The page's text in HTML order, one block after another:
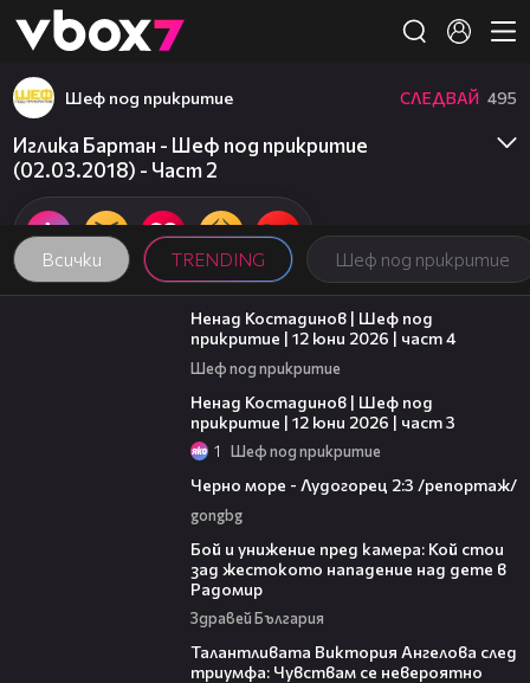
👾
Всички TRENDING Шеф под прикритие
Шеф под прикритие СЛЕДВАЙ 495
Иглика Бартан - Шеф под прикритие
(02.03.2018) - Част 2
16:45
Ненад Костадинов | Шеф под
прикритие | 12 юни 2026 | част 4
Шеф под прикритие
Ненад Костадинов | Шеф под
прикритие | 12 юни 2026 | част 3
1 Шеф под прикритие
Черно море - Лудогорец 2:3 /репортаж/
gongbg
Бой и унижение пред камера: Кой стои
зад жестокото нападение над дете в
Радомир
Здравей България
Талантливата Виктория Ангелова след
триумфа: Чувствам се невероятно